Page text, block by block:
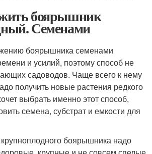
боярышник
Семенами
боярышника семенами
и усилий, поэтому способ не
садоводов. Чаще всего к нему
получить новые растения редкого
выбрать именно этот способ,
семена, субстрат и емкости для
боярышника надо